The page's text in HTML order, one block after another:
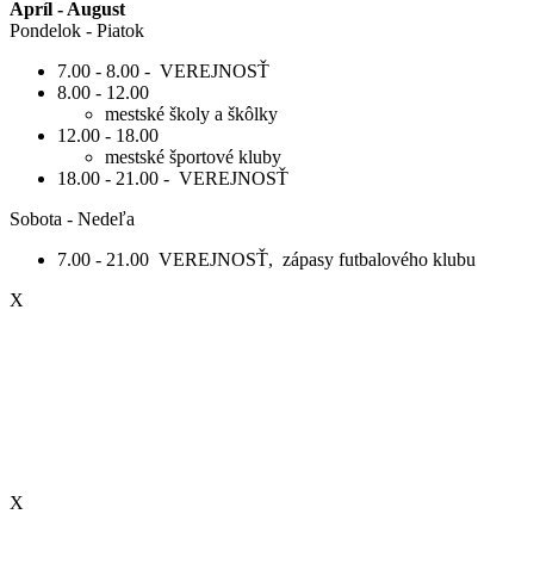
Apríl - August
Pondelok - Piatok
7.00 - 8.00 - VEREJNOSŤ
8.00 - 12.00
mestské školy a škôlky
12.00 - 18.00
mestské športové kluby
18.00 - 21.00 - VEREJNOSŤ
Sobota - Nedeľa
7.00 - 21.00 VEREJNOSŤ, zápasy futbalového klubu
X
X